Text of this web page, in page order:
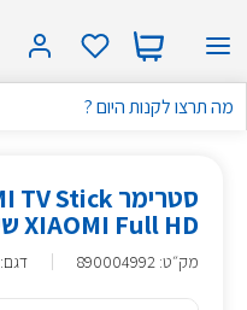
XIAOMI Full HD שיאומי
מק״ט:
890004992 דגם: Mi TV Stick